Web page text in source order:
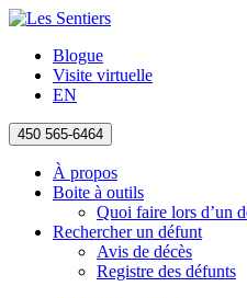
Blogue
Visite virtuelle
EN
450 565-6464
À propos
Boite à outils
Quoi faire lors d’un
Rechercher un défunt
Avis de décès
Registre des défunts